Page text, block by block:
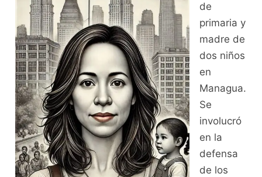
de
primaria y
madre de
dos niños
en
Managua.
Se
involucró
en la
defensa
de los